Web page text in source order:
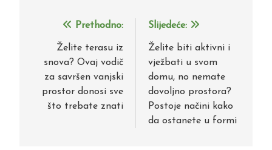
Navigacija
objava
Prethodno:
Želite terasu iz
snova? Ovaj vodič
za savršen vanjski
prostor donosi sve
što trebate znati
Slijedeće:
Želite biti aktivni i
vježbati u svom
domu, no nemate
dovoljno prostora?
Postoje načini kako
da ostanete u formi